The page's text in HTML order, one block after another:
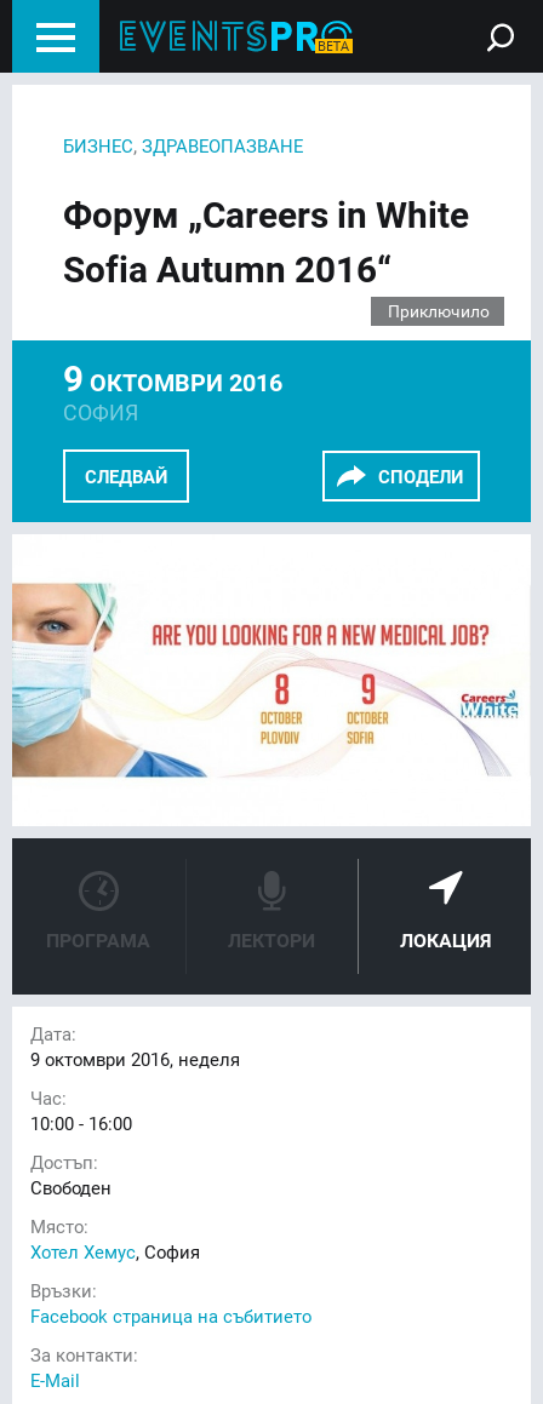
БИЗНЕС, ЗДРАВЕОПАЗВАНЕ
Форум „Careers in White
Sofia Autumn 2016“
Приключило
СЛЕДВАЙ СПОДЕЛИ
9 ОКТОМВРИ 2016
СОФИЯ
ПРОГРАМА ЛЕКТОРИ ЛОКАЦИЯ
Дата:
9 октомври 2016, неделя
Час:
10:00 - 16:00
Достъп:
Свободен
Място:
Хотел Хемус, София
Връзки:
Facebook страница на събитието
За контакти:
E-Mail